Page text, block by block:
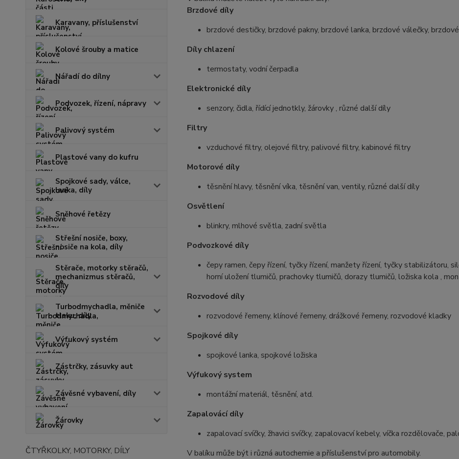
Karavany, příslušenství
Kolové šrouby a matice
Nářadí do dílny
Podvozek, řízení, nápravy
Palivový systém
Plastové vany do kufru
Spojkové sady, válce,
lanka, díly
Sněhové řetězy
Střešní nosiče, boxy,
nosiče na kola, díly
Stěrače, motorky stěračů,
mechanizmus stěračů,
díly
Turbodmychadla, měniče
tlaku, díly
Výfukový systém
Zástrčky, zásuvky aut
Závěsné vybavení, díly
Žárovky
ČTYŘKOLKY, MOTORKY, DÍLY
Brzdové díly
brzdové destičky, brzdové pakny, brzdové lanka, brzdové válečky,
Díly chlazení
termostaty, vodní čerpadla
Elektronické díly
senzory, čidla, řídící jednotkly, žárovky , různé další díly
Filtry
vzduchové filtry, olejové filtry, palivové filtry, kabinové filtry
Motorové díly
těsnění hlavy, těsnění víka, těsnění van, ventily, různé další díly
Osvětlení
blinkry, mlhové světla, zadní světla
Podvozkové díly
čepy ramen, čepy řízení, tyčky řízení, manžety řízení, tyčky stabilizátoru,
horní uložení tlumičů, prachovky tlumičů, dorazy tlumičů, ložiska kola ,
Rozvodové díly
rozvodové řemeny, klínové řemeny, drážkové řemeny, rozvodové kladky
Spojkové díly
spojkové lanka, spojkové ložiska
Výfukový system
montážní materiál, těsnění, atd.
Zapalovácí díly
zapalovací svíčky, žhavici svíčky, zapalovacví kebely, víčka rozdělovače,
V balíku může být i různá autochemie a příslušenství pro automobily.